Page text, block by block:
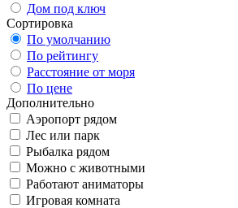
Дом под ключ
Сортировка
По умолчанию
По рейтингу
Расстояние от моря
По цене
Дополнительно
Аэропорт рядом
Лес или парк
Рыбалка рядом
Можно с животными
Работают аниматоры
Игровая комната